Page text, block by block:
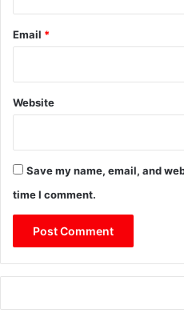
Email *
Website
Save my name, email, and
time I comment.